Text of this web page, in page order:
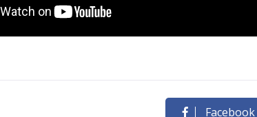
Facebook